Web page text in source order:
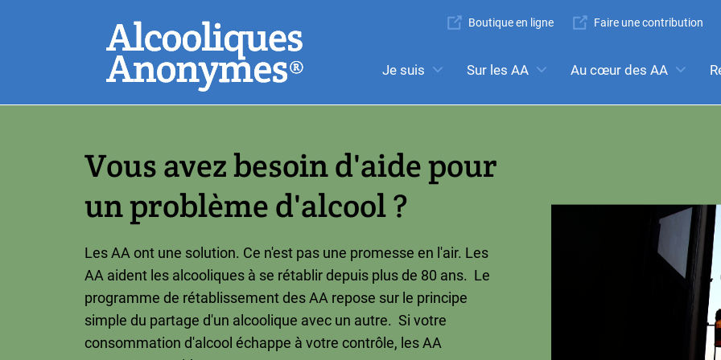
Recherchez
Souvent recherché:
Super
Navigation
Boutique en ligne Faire une contribution
Mega
Menu
Je suis Sur les AA Au cœur des AA
Vous avez besoin d'aide pour
un problème d'alcool ?
Les AA ont une solution. Ce n'est pas une promesse en l'air. Les
AA aident les alcooliques à se rétablir depuis plus de 80 ans. Le
programme de rétablissement des AA repose sur le principe
simple du partage d'un alcoolique avec un autre. Si votre
consommation d'alcool échappe à votre contrôle, les AA